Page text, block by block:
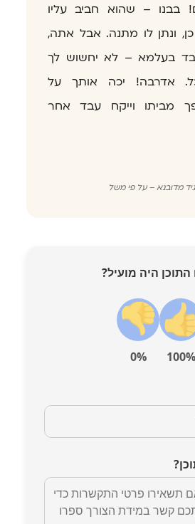
בבנו – שהוא חביב עליו
ונתן לו מתנה. אבל אתה,
בעלמא – לא יחשוש לך
אדרבה! יכה אותך על
מביתו וייקח עבד אחר
מדובנא – על פי משל
היה מועיל?
100%
0%